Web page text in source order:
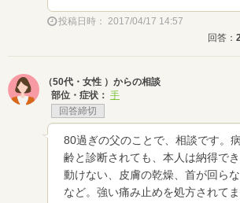
投稿日時： 2017/04/17 14:57
回答：
（50代・女性 ）からの相談
部位・症状： 手
回答締切
80過ぎの父のことで、相談です。
齢と診断されても、本人は納得で
動けない、皮膚の乾燥、首が回ら
など。強い痛み止めを処方されて